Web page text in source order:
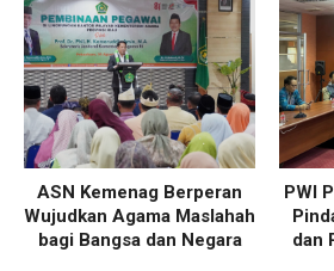
ASN Kemenag Berperan
Wujudkan Agama Maslahah
bagi Bangsa dan Negara
PWI
dan